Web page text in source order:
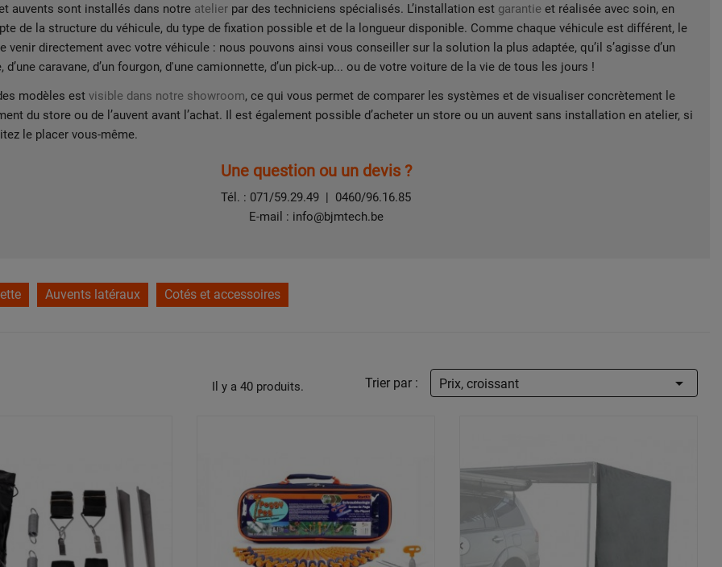
auvents sont installés dans notre atelier par des techniciens spécialisés. L’installation est garantie et réalisée avec soin, en
de la structure du véhicule, du type de fixation possible et de la longueur disponible. Comme chaque véhicule est différent, le
venir directement avec votre véhicule : nous pouvons ainsi vous conseiller sur la solution la plus adaptée, qu’il s’agisse d’un
d’une caravane, d’un fourgon, d'une camionnette, d’un pick-up... ou de votre voiture de la vie de tous les jours !
modèles est visible dans notre showroom, ce qui vous permet de comparer les systèmes et de visualiser concrètement le
du store ou de l’auvent avant l’achat. Il est également possible d’acheter un store ou un auvent sans installation en atelier, si
le placer vous-même.
Une question ou un devis ?
Tél. : 071/59.29.49 | 0460/96.16.85
E-mail : info@bjmtech.be
Auvents latéraux Cotés et accessoires
Il y a 40 produits. Trier par : Prix, croissant 